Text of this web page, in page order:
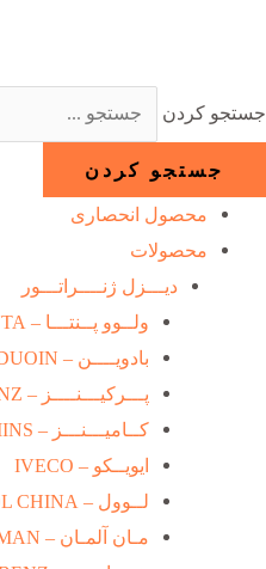
جستجو کردن
جستجو کردن
محصول انحصاری
محصولات
دیـــزل ژنــــراتـــور
ولــوو پــنتـــا – VOLVO PENTA
بادویــــن – BAUDUOIN
پـــرکیـــنــــز – PERKINZ
کــامیـــنـــز – CUMMINS
ایویــکو – IVECO
لــوول – LOVOL CHINA
مـان آلمـان – MAN